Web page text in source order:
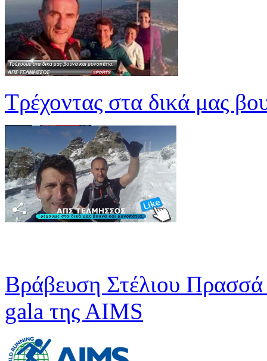
Τρέχοντας στα δικά μας
Βράβευση Στέλιου
gala της ΑΙMS